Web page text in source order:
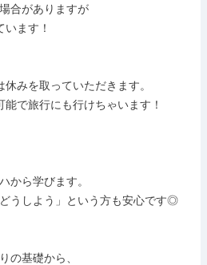
合がありますが
ます！
みを取っていただきます。
で旅行にも行けちゃいます！
から学びます。
うしよう」という方も安心です◎
の基礎から、